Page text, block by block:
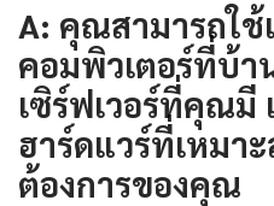
A: คุณสามารถใช้
คอมพิวเตอร์ที่บ้า
เซิร์ฟเวอร์ที่คุณมี
ฮาร์ดแวร์ที่เหมา
ต้องการของคุณ